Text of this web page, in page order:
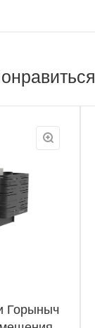
Горыныч